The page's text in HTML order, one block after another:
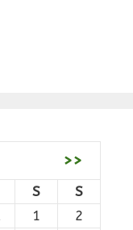
>>
S
S
1
2